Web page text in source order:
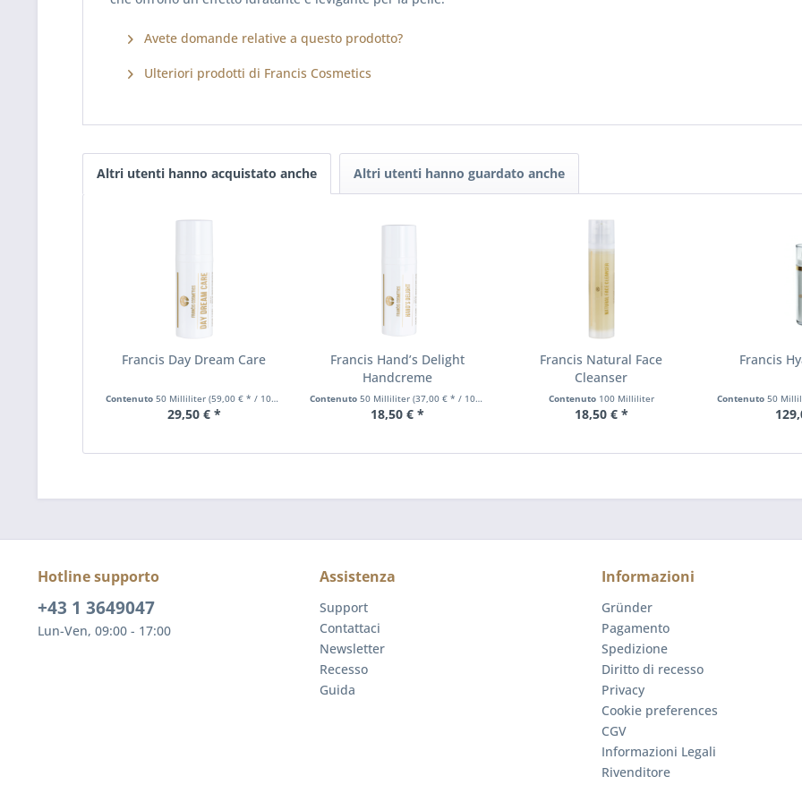
Avete domande relative a questo prodotto?
Ulteriori prodotti di Francis Cosmetics
Altri utenti hanno acquistato anche Altri utenti hanno guardato anche
Francis Day Dream Care
Contenuto 50 Milliliter (59,00 € * / 100 Milliliter)
29,50 € *
Francis Hand’s Delight
Handcreme
Contenuto 50 Milliliter (37,00 € * / 100 Milliliter)
18,50 € *
Francis Natural Face
Cleanser
Contenuto 100 Milliliter
18,50 € *
Francis
Contenuto 50
Hotline supporto
+43 1 3649047
Lun-Ven, 09:00 - 17:00
Assistenza
Support
Contattaci
Newsletter
Recesso
Guida
Informazioni
Gründer
Pagamento
Spedizione
Diritto di recesso
Privacy
Cookie preferences
CGV
Informazioni Legali
Rivenditore